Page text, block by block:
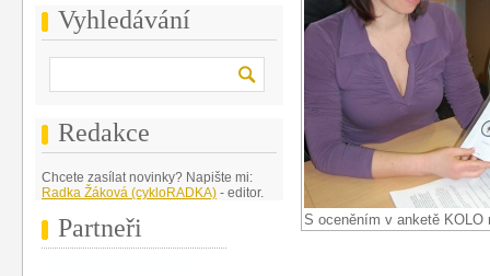
Vyhledávání
Redakce
Chcete zasílat novinky? Napište mi:
Radka Žáková (cykloRADKA) - editor.
Partneři S oceněním v anketě KOLO